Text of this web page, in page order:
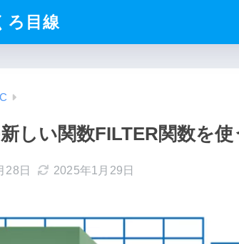
ろ目線
しい関数FILTER関数を使
28日 2025年1月29日